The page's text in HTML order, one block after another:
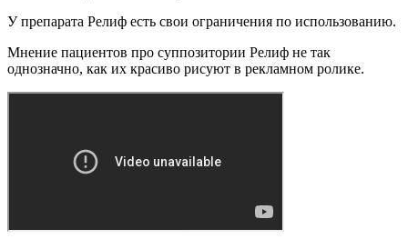
У препарата Релиф есть свои ограничения по использованию.
Мнение пациентов про суппозитории Релиф не так
однозначно, как их красиво рисуют в рекламном ролике.